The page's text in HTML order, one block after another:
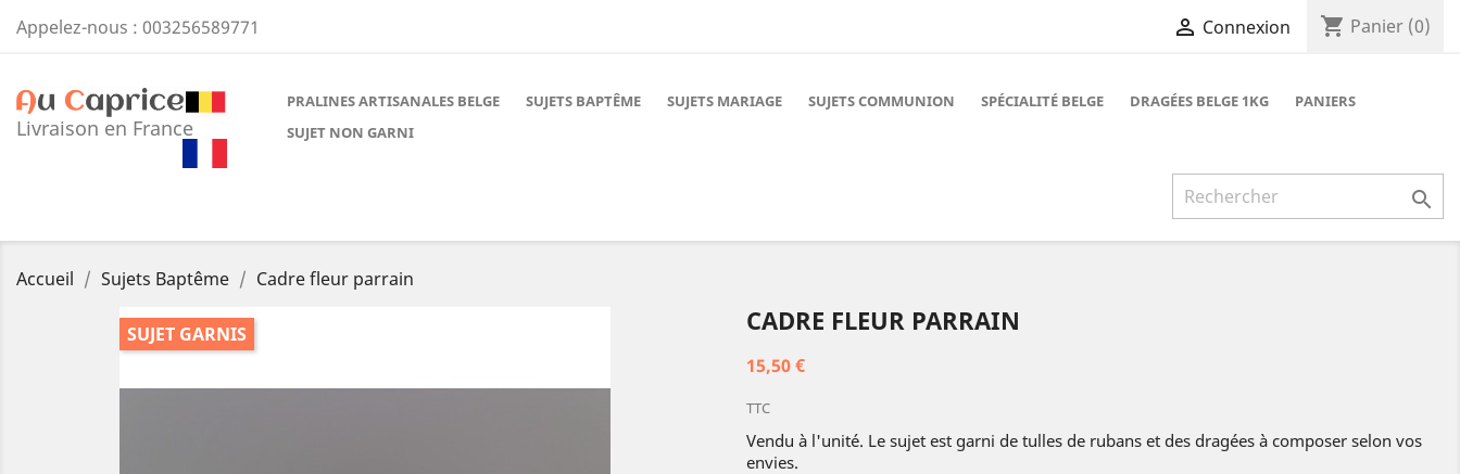
Appelez-nous : 003256589771  Connexion shopping_cart Panier (0)
Livraison en France
PRALINES ARTISANALES BELGE SUJETS BAPTÊME SUJETS MARIAGE SUJETS COMMUNION SPÉCIALITÉ BELGE DRAGÉES BELGE 1KG
PANIERS
SUJET NON GARNI

Accueil Sujets Baptême Cadre fleur parrain
SUJET GARNIS CADRE FLEUR PARRAIN
15,50 €
TTC
Vendu à l'unité. Le sujet est garni de tulles de rubans et des dragées à composer selon vos
envies.